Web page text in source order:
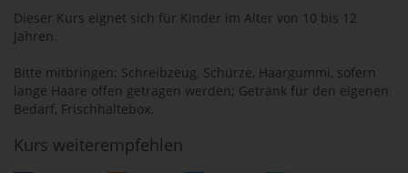
Dieser Kurs eignet sich für Kinder im Alter von 10 bis 12
Jahren.
Bitte mitbringen: Schreibzeug, Schürze, Haargummi, sofern
lange Haare offen getragen werden; Getränk für den eigenen
Bedarf, Frischhaltebox.
Kurs weiterempfehlen